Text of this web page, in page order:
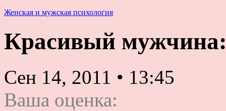
Женская и мужская психология
Красивый
Сен 14, 2011 • 13:45
Ваша оценка: